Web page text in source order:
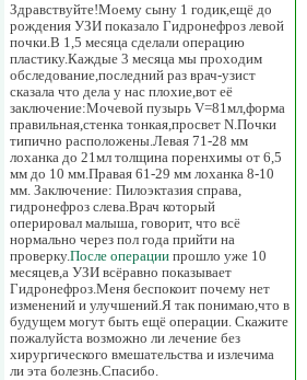
Здравствуйте!Моему сыну 1 годик,ещё до
рождения УЗИ показало Гидронефроз левой
почки.В 1,5 месяца сделали операцию
пластику.Каждые 3 месяца мы проходим
обследование,последний раз врач-узист
сказала что дела у нас плохие,вот её
заключение:Мочевой пузырь V=81мл,форма
правильная,стенка тонкая,просвет N.Почки
типично расположены.Левая 71-28 мм
лоханка до 21мл толщина поренхимы от 6,5
мм до 10 мм.Правая 61-29 мм лоханка 8-10
мм. Заключение: Пилоэктазия справа,
гидронефроз слева.Врач который
оперировал малыша, говорит, что всё
нормально через пол года прийти на
проверку.После операции прошло уже 10
месяцев,а УЗИ всёравно показывает
Гидронефроз.Меня беспокоит почему нет
изменений и улучшений.Я так понимаю,что в
будущем могут быть ещё операции. Скажите
пожалуйста возможно ли лечение без
хирургического вмешательства и излечима
ли эта болезнь.Спасибо.